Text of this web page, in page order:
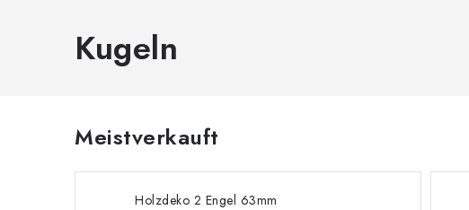
Kugeln
Meistverkauft
Holzdeko 2 Engel 63mm